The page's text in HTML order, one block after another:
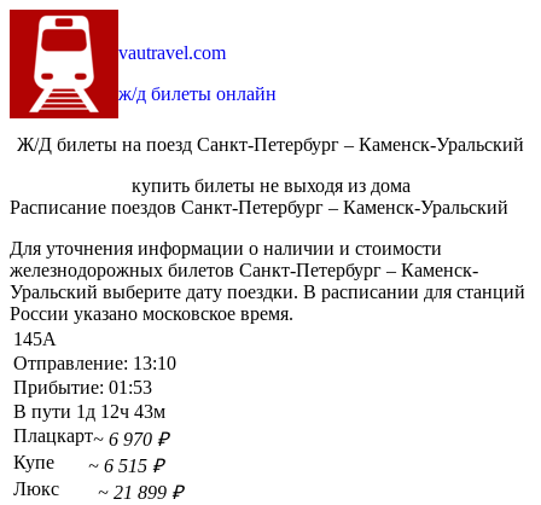
vautravel.com
ж/д билеты онлайн
Ж/Д билеты на поезд Санкт-Петербург – Каменск-Уральский
купить билеты не выходя из дома
Расписание поездов Санкт-Петербург – Каменск-Уральский
Для уточнения информации о наличии и стоимости
железнодорожных билетов Санкт-Петербург – Каменск-
Уральский выберите дату поездки. В расписании для станций
России указано московское время.
145А
Отправление: 13:10
Прибытие: 01:53
В пути 1д 12ч 43м
Плацкарт~ 6 970 ₽
Купе
~ 6 515 ₽
Люкс
~ 21 899 ₽